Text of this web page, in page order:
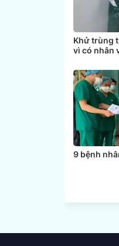
Khử trùng
vì có nhân
9 bệnh